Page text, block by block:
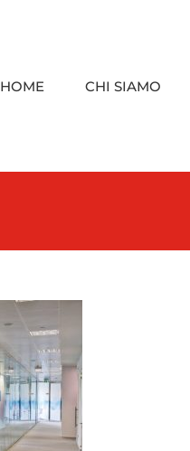
HOME
CHI SIAMO